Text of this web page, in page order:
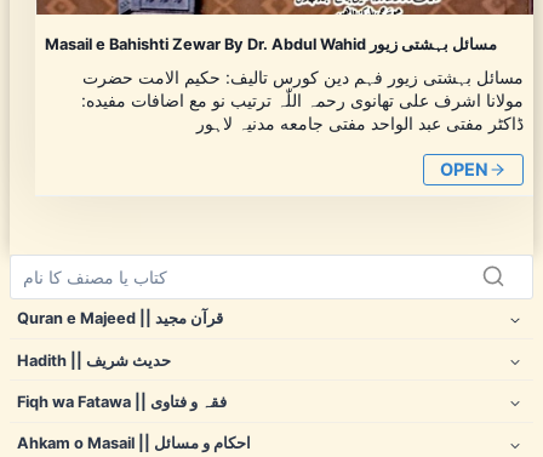
Masail e Bahishti Zewar By Dr. Abdul Wahid مسائل بہشتی زیور
مسائل بہشتی زیور فہم دین کورس تالیف: حکیم الامت حضرت
مولانا اشرف علی تھانوی رحمہ اللّٰہ ترتیب نو مع اضافات مفیده:
ڈاکٹر مفتی عبد الواحد مفتی جامعه مدنیہ لاہور
OPEN
Quran e Majeed || قرآن مجید
Hadith || حدیث شریف
Fiqh wa Fatawa || فقہ و فتاوی
Ahkam o Masail || احکام و مسائل